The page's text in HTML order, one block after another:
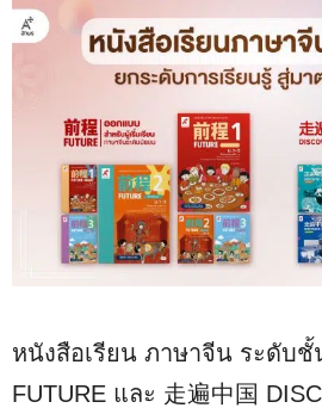
หนังสือเรียน ภาษาจีน ระดับ
FUTURE และ 走遍中国